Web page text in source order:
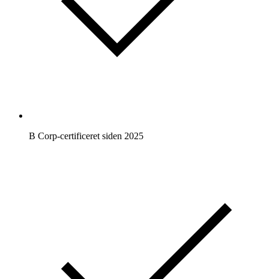
B Corp-certificeret siden 2025